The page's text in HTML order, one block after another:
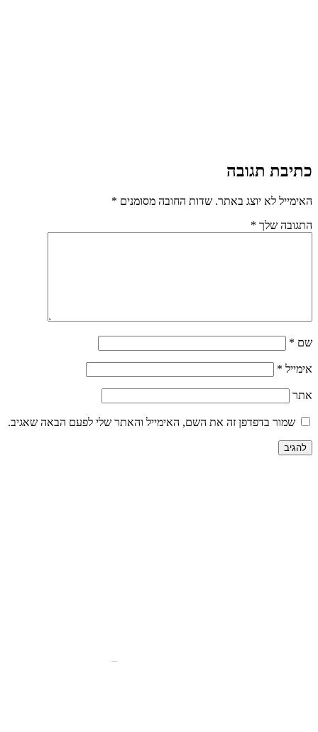
כתיבת תגובה
האימייל לא יוצג באתר. שדות החובה מסומנים *
התגובה שלך *
שם *
אימייל *
אתר
שמור בדפדפן זה את השם, האימייל והאתר שלי לפעם הבאה שאגיב.